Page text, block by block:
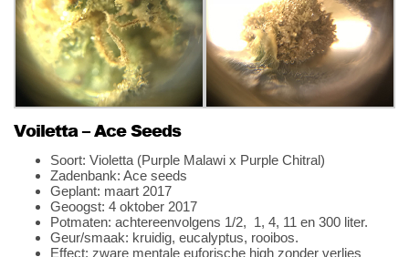
Voiletta – Ace Seeds
Soort: Violetta (Purple Malawi x Purple Chitral)
Zadenbank: Ace seeds
Geplant: maart 2017
Geoogst: 4 oktober 2017
Potmaten: achtereenvolgens 1/2, 1, 4, 11 en 300 liter.
Geur/smaak: kruidig, eucalyptus, rooibos.
Effect: zware mentale euforische high zonder verlies